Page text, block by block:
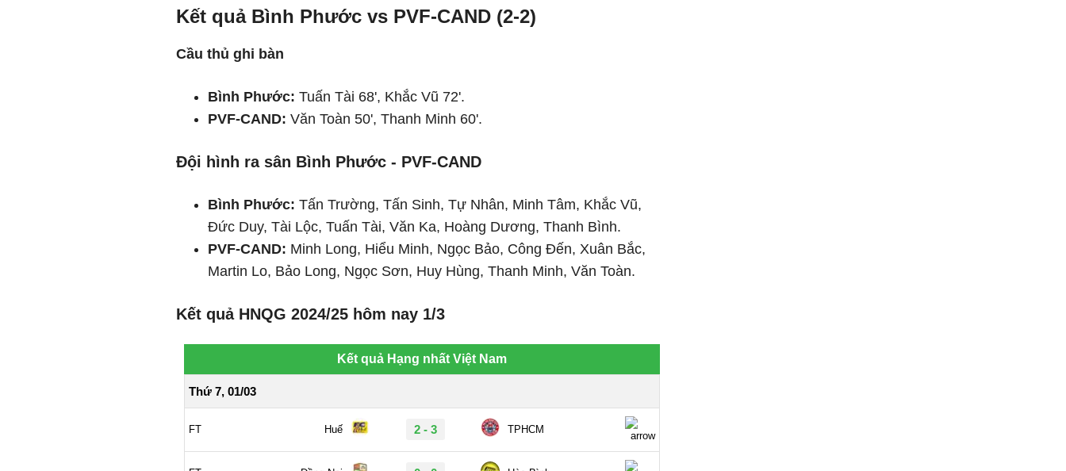
Kết quả Bình Phước vs PVF-CAND (2-2)
Cầu thủ ghi bàn
Bình Phước: Tuấn Tài 68', Khắc Vũ 72'.
PVF-CAND: Văn Toàn 50', Thanh Minh 60'.
Đội hình ra sân Bình Phước - PVF-CAND
Bình Phước: Tấn Trường, Tấn Sinh, Tự Nhân, Minh Tâm, Khắc Vũ,
Đức Duy, Tài Lộc, Tuấn Tài, Văn Ka, Hoàng Dương, Thanh Bình.
PVF-CAND: Minh Long, Hiểu Minh, Ngọc Bảo, Công Đến, Xuân Bắc,
Martin Lo, Bảo Long, Ngọc Sơn, Huy Hùng, Thanh Minh, Văn Toàn.
Kết quả HNQG 2024/25 hôm nay 1/3